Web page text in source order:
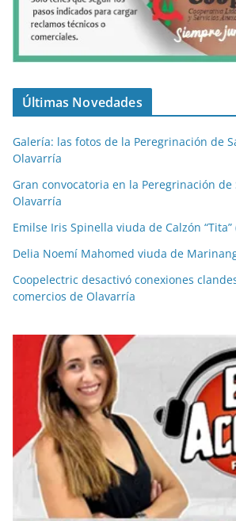
Últimas Novedades
Galería: las fotos de la Peregrinación de
Olavarría
Gran convocatoria en la Peregrinación de
Olavarría
Emilse Iris Spinella viuda de Calzón “Tita”
Delia Noemí Mahomed viuda de
Coopelectric desactivó conexiones
comercios de Olavarría